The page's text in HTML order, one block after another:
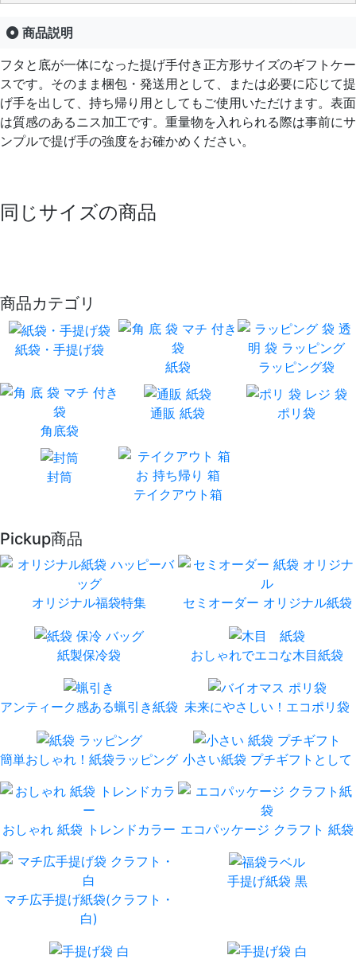
商品説明
フタと底が一体になった提げ手付き正方形サイズのギフトケー
スです。そのまま梱包・発送用として、または必要に応じて提
げ手を出して、持ち帰り用としてもご使用いただけます。表面
は質感のあるニス加工です。重量物を入れられる際は事前にサ
ンプルで提げ手の強度をお確かめください。
同じサイズの商品
商品カテゴリ
紙袋・手提げ袋
紙袋
ラッピング袋
角底袋
通販 紙袋 ポリ袋
封筒
テイクアウト箱
Pickup商品
オリジナル福袋特集 セミオーダー オリジナル紙袋
紙製保冷袋 おしゃれでエコな木目紙袋
アンティーク感ある蝋引き紙袋 未来にやさしい！エコポリ袋
簡単おしゃれ！紙袋ラッピング 小さい紙袋 プチギフトとして
おしゃれ 紙袋 トレンドカラー エコパッケージ クラフト 紙袋
マチ広手提げ紙袋(クラフト・
白)
手提げ紙袋 黒